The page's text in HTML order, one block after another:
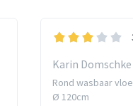
Karin
Rond wasbaar
Ø 120cm